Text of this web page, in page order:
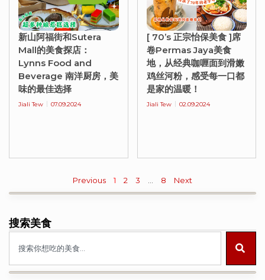
新山阿福街和Sutera
Mall的美食探店：
Lynns Food and
Beverage 南洋厨房，美
味的最佳选择
Jiali Tew 07.09.2024
[ 70’s 正宗怡保美食 ]席
卷Permas Jaya美食
地，从经典咖喱面到滑嫩
鸡丝河粉，感受每一口都
是家的温暖！
Jiali Tew 02.09.2024
Previous 1 2 3 8 Next
搜索美食